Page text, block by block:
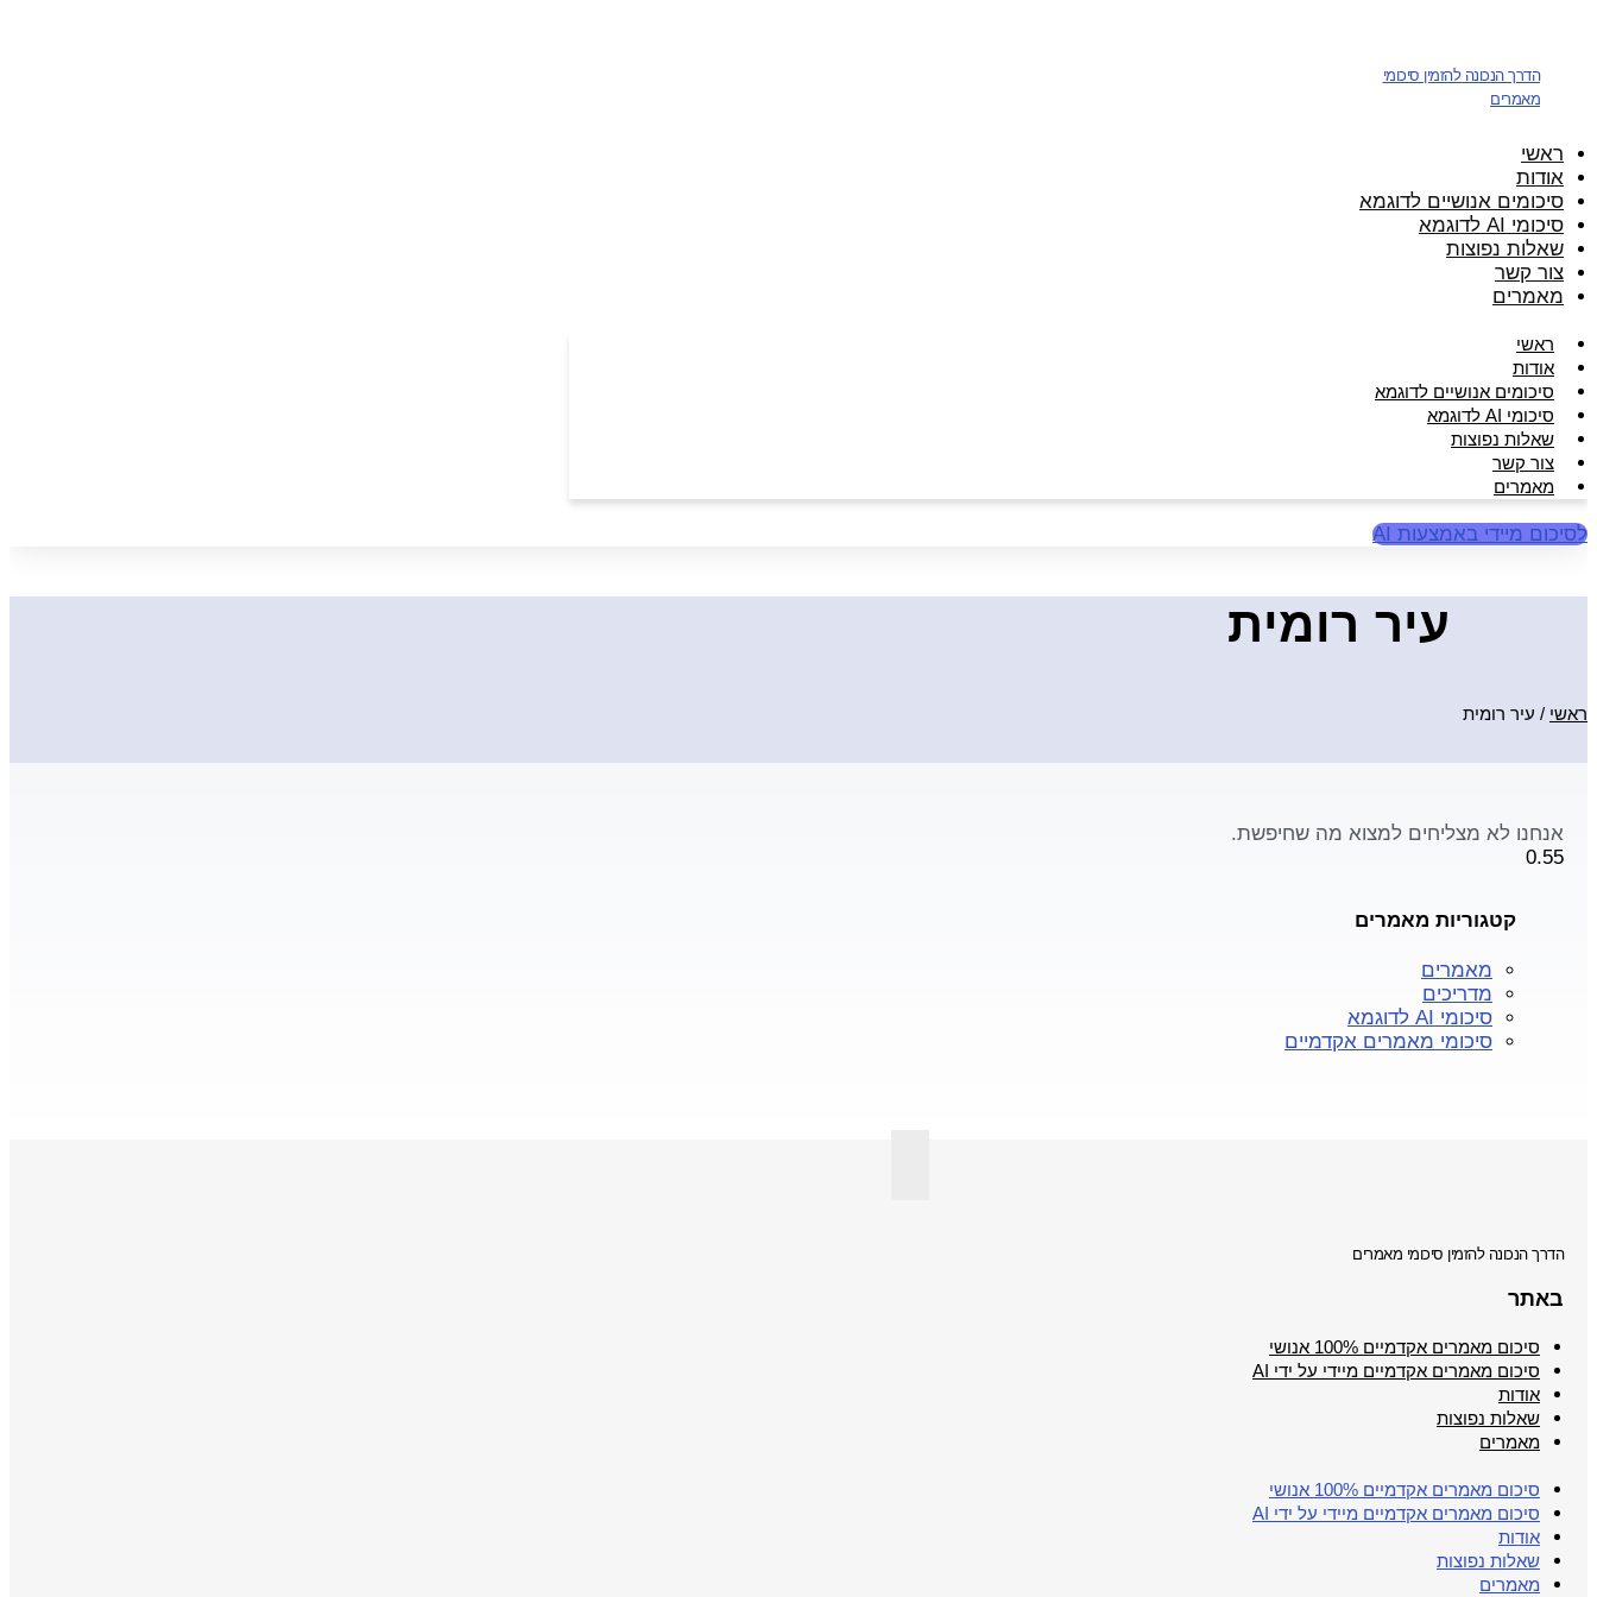
הדרך הנכונה להזמין סיכומי
מאמרים
ראשי
אודות
סיכומים אנושיים לדוגמא
סיכומי AI לדוגמא
שאלות נפוצות
צור קשר
מאמרים
ראשי
אודות
סיכומים אנושיים לדוגמא
סיכומי AI לדוגמא
שאלות נפוצות
צור קשר
מאמרים
לסיכום מיידי באמצעות AI
עיר רומית
ראשי / עיר רומית
אנחנו לא מצליחים למצוא מה שחיפשת.
קטגוריות מאמרים
מאמרים
מדריכים
סיכומי AI לדוגמא
סיכומי מאמרים אקדמיים
הדרך הנכונה להזמין סיכומי מאמרים
באתר
סיכום מאמרים אקדמיים 100% אנושי
סיכום מאמרים אקדמיים מיידי על ידי AI
אודות
שאלות נפוצות
מאמרים
סיכום מאמרים אקדמיים 100% אנושי
סיכום מאמרים אקדמיים מיידי על ידי AI
אודות
שאלות נפוצות
מאמרים